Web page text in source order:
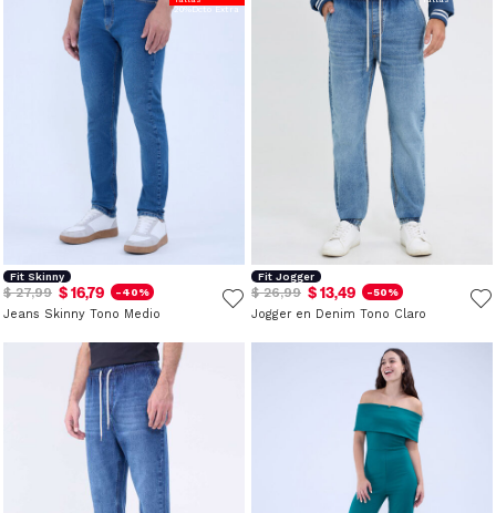
20%Dcto Extra
Fit Skinny
$ 27,99 $ 16,79 -40%
Jeans Skinny Tono Medio
Fit Jogger
$ 26,99 $ 13,49 -50%
Jogger en Denim Tono Claro